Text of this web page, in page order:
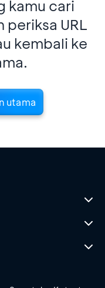
kamu cari
periksa URL
kembali ke
utama